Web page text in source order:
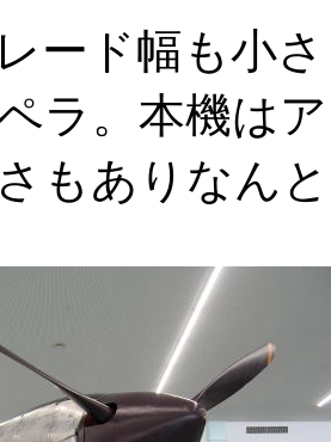
ード幅も小
ラ。本機は
もありなん